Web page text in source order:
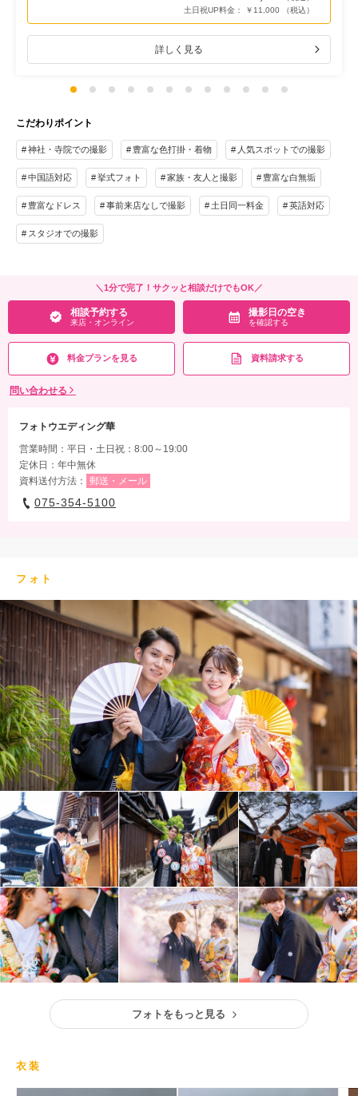
土日祝UP料金： ￥11,000 （税込）
詳しく見る
こだわりポイント
神社・寺院での撮影 豊富な色打掛・着物 人気スポットでの撮影
中国語対応 挙式フォト 家族・友人と撮影 豊富な白無垢
豊富なドレス 事前来店なしで撮影 土日同一料金 英語対応
スタジオでの撮影
＼1分で完了！サクッと相談だけでもOK／
相談予約する
来店・オンライン
撮影日の空き
を確認する
料金プランを見る 資料請求する
問い合わせる
フォトウエディング華
営業時間：平日・土日祝：8:00～19:00
定休日：年中無休
資料送付方法：
郵送・メール
075-354-5100
フォト
フォトをもっと見る
衣装